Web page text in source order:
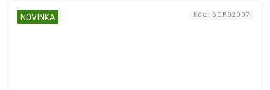
NOVINKA Kód: SOR02007